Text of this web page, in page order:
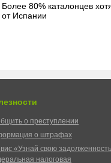
Более 80% каталонцев
от Испании
о преступлении
о штрафах
«Узнай свою
налоговая